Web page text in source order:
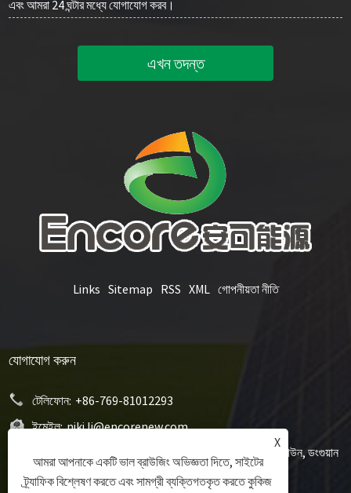
এবং আমরা 24 ঘন্টার মধ্যে যোগাযোগ করব।
এখন তদন্ত
Links Sitemap RSS XML গোপনীয়তা নীতি
যোগাযোগ করুন
টেলিফোন: +86-769-81012293
ইমেইল: niki.li@encorenew.com
12# সানজিয়াং ইন্ডাস্ট্রি রোড, হেংকুয়ান কমিউনিটি, হেংলি টাউন, ডংগুয়ান
সিটি, গুয়াংডং প্রদেশ, চীন
X
আমরা আপনাকে একটি ভাল ব্রাউজিং অভিজ্ঞতা দিতে, সাইটের
ট্র্যাফিক বিশ্লেষণ করতে এবং সামগ্রী ব্যক্তিগতকৃত করতে কুকিজ